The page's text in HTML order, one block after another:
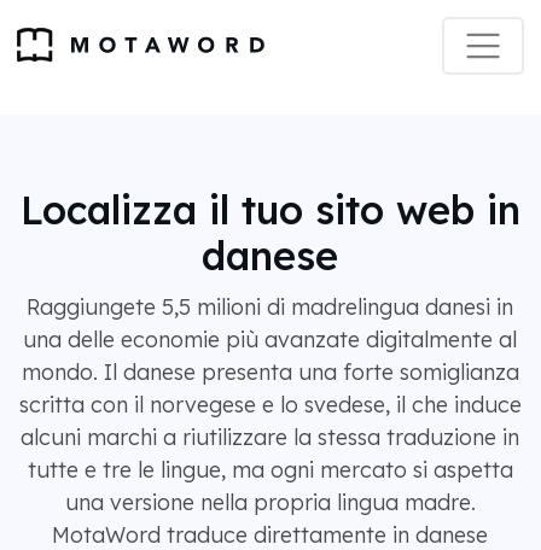
Localizza il tuo sito web in
danese
Raggiungete 5,5 milioni di madrelingua danesi in
una delle economie più avanzate digitalmente al
mondo. Il danese presenta una forte somiglianza
scritta con il norvegese e lo svedese, il che induce
alcuni marchi a riutilizzare la stessa traduzione in
tutte e tre le lingue, ma ogni mercato si aspetta
una versione nella propria lingua madre.
MotaWord traduce direttamente in danese